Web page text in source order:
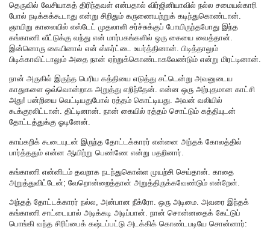
தெருவில் வேசியாகத் திரிந்தவள் என்பதால் விர்ஜினியாவில் நல்ல சமையல்காரி
போல் நடிக்கக்கூடாது என்று சிறிதும் கருணையற்றுக் கடிந்துகொண்டான்.
ஞாயிறு காலையில் எஸ்டேட் முதலாளி சர்ச்சுக்குப் போயிருந்தபோது இந்த
கங்காணி வீட்டுக்கு வந்து என் மார்பகங்களில் ஒரு கையை வைத்தான்.
இன்னொரு கையினால் என் ஸ்கர்ட்டை உயர்த்தினான். பிடித்தாலும்
பிடிக்காவிட்டாலும் அதை நான் ஏற்றுக்கொண்டாகவேண்டும் என்று மிரட்டினான்.
நான் அருகில் இருந்த பெரிய கத்தியை எடுத்து சட்டென்று அவனுடைய
காதுகளை ஒவ்வொன்றாக அறுத்து எறிந்தேன். என்ன ஒரு அற்புதமான காட்சி
அது! பன்றியை வெட்டியதுபோல் ரத்தம் கொட்டியது. அவன் வலியில்
கூக்குரலிட்டான். திட்டினான். நான் கையில் ரத்தம் சொட்டும் கத்தியுடன்
தோட்டத்துக்கு ஓடினேன்.
காய்கறிக் கூடையுடன் இருந்த தோட்டக்காரர் என்னை அந்தக் கோலத்தில்
பார்த்ததும் என்ன ஆயிற்று பெண்ணே என்று பதறினார்.
கங்காணி என்னிடம் தவறாக நடந்துகொள்ள முயற்சி செய்தான். காதை
அறுத்துவிட்டேன்; வேறொன்றைத்தான் அறுத்திருக்கவேண்டும் என்றேன்.
அந்தத் தோட்டக்காரர் நல்ல, அன்பான நீக்ரோ. ஒரு அடிமை. அவரை இந்தக்
கங்காணி சாட்டையால் அடிக்கடி அடிப்பான். நான் சொன்னதைக் கேட்டுப்
பொங்கி வந்த சிரிப்பைக் கஷ்டப்பட்டு அடக்கிக் கொண்டபடியே சொன்னார்: